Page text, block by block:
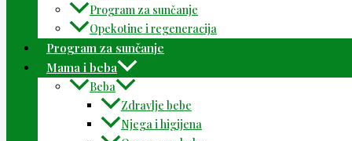
Program za sunčanje
Opekotine i regeneracija
Program za sunčanje
Mama i beba
Beba
Zdravlje bebe
Njega i higijena